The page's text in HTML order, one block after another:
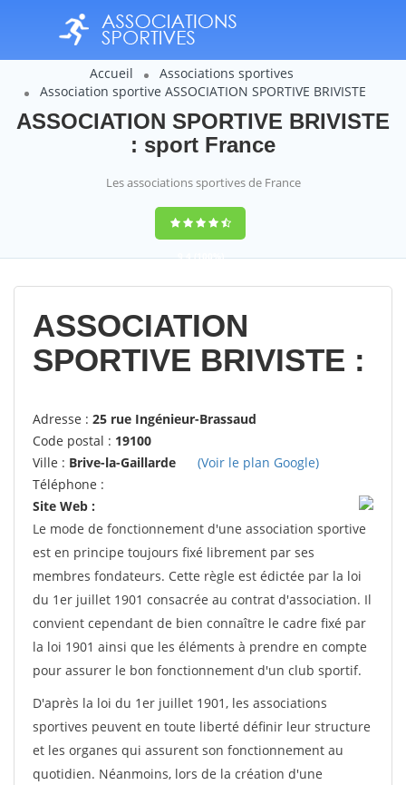
Accueil
Associations sportives
Association sportive ASSOCIATION SPORTIVE BRIVISTE
ASSOCIATION SPORTIVE BRIVISTE
: sport France
Les associations sportives de France
9,4(100%)
14358votes
ASSOCIATION
SPORTIVE BRIVISTE :
Adresse : 25 rue Ingénieur-Brassaud
Code postal : 19100
Ville : Brive-la-Gaillarde
(Voir le plan Google)
Téléphone :
Site Web :
Le mode de fonctionnement d'une association sportive
est en principe toujours fixé librement par ses
membres fondateurs. Cette règle est édictée par la loi
du 1er juillet 1901 consacrée au contrat d'association. Il
convient cependant de bien connaître le cadre fixé par
la loi 1901 ainsi que les éléments à prendre en compte
pour assurer le bon fonctionnement d'un club sportif.
D'après la loi du 1er juillet 1901, les associations
sportives peuvent en toute liberté définir leur structure
et les organes qui assurent son fonctionnement au
quotidien. Néanmoins, lors de la création d'une